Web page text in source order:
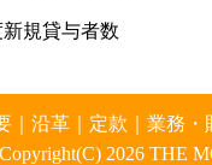
規貸与者数
沿革 定款
業務・
Copyright(C) 2026 THE